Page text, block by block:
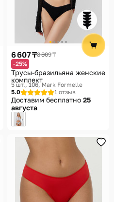
6 607 ₸8 809 ₸
-25%
Трусы-бразильяна женские
комплект
5 шт., 106 Mark Formelle
5.0
1 отзыв
Доставим бесплатно 25
августа